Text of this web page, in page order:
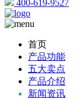
400-619-9527
首页
产品功能
五大卖点
产品介绍
新闻资讯